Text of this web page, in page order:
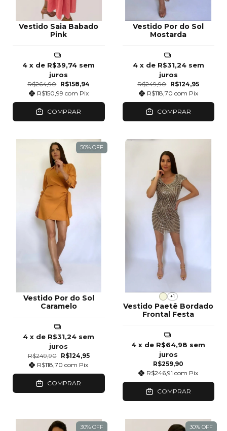
Vestido Saia Babado
Pink
R$264,90 R$158,94
R$150,99 com Pix
4 x de R$39,74 sem
juros
COMPRAR
Vestido Por do Sol
Mostarda
R$249,90 R$124,95
R$118,70 com Pix
4 x de R$31,24 sem
juros
COMPRAR
50% OFF
Vestido Por do Sol
Caramelo
R$249,90
R$124,95
R$118,70com Pix
4 x de R$31,24 sem
juros
COMPRAR
+1
Vestido Paetê Bordado
Frontal Festa
R$259,90
R$246,91com Pix
4 x de R$64,98 sem
juros
COMPRAR
30% OFF 30% OFF